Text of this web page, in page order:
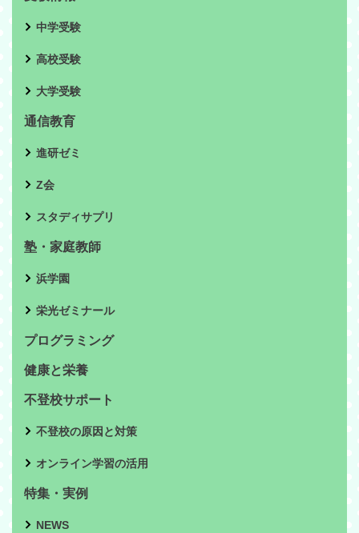
中学受験
高校受験
大学受験
通信教育
進研ゼミ
Z会
スタディサプリ
塾・家庭教師
浜学園
栄光ゼミナール
プログラミング
健康と栄養
不登校サポート
不登校の原因と対策
オンライン学習の活用
特集・実例
NEWS